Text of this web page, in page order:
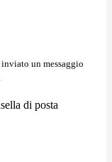
inviato un messaggio
di posta